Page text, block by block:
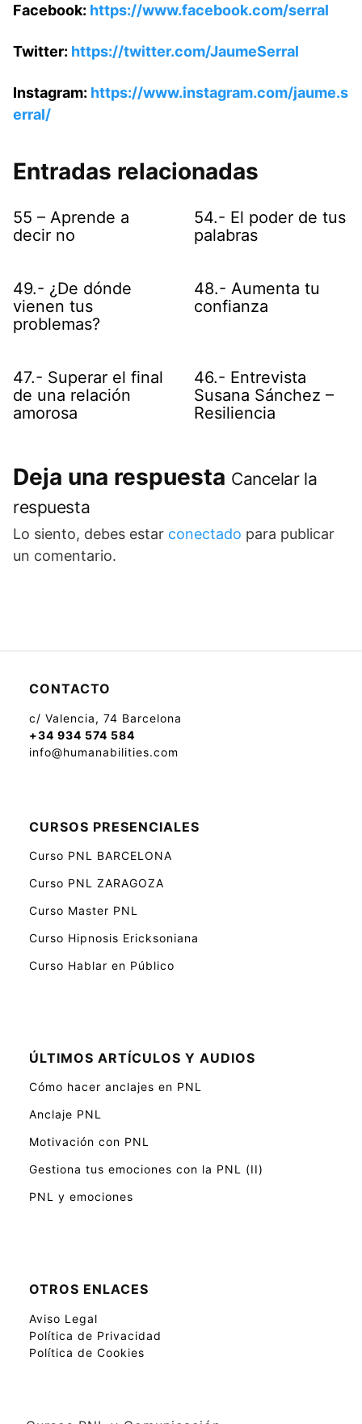
Facebook: https://www.facebook.com/serral
Twitter: https://twitter.com/JaumeSerral
Instagram: https://www.instagram.com/jaume.s
erral/
Entradas relacionadas
55 – Aprende a
decir no
54.- El poder de tus
palabras
49.- ¿De dónde
vienen tus
problemas?
48.- Aumenta tu
confianza
47.- Superar el final
de una relación
amorosa
46.- Entrevista
Susana Sánchez –
Resiliencia
Deja una respuesta Cancelar la
respuesta
Lo siento, debes estar conectado para publicar
un comentario.
CONTACTO
c/ Valencia, 74 Barcelona
+34 934 574 584
info@humanabilities.com
CURSOS PRESENCIALES
Curso PNL BARCELONA
Curso PNL ZARAGOZA
Curso Master PNL
Curso Hipnosis Ericksoniana
Curso Hablar en Público
ÚLTIMOS ARTÍCULOS Y AUDIOS
Cómo hacer anclajes en PNL
Anclaje PNL
Motivación con PNL
Gestiona tus emociones con la PNL (II)
PNL y emociones
OTROS ENLACES
Aviso Legal
Política de Privacidad
Política de Cookies